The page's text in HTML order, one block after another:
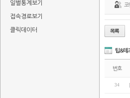
일별통계보기
접속경로보기
클릭데이터
코
팁&테
번호
34